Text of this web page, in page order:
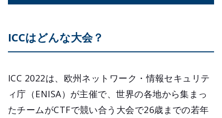
ICCはどんな大会？
ICC 2022は、欧州ネットワーク・情報セキュリテ
ィ庁（ENISA）が主催で、世界の各地から集まっ
たチームがCTFで競い合う大会で26歳までの若年